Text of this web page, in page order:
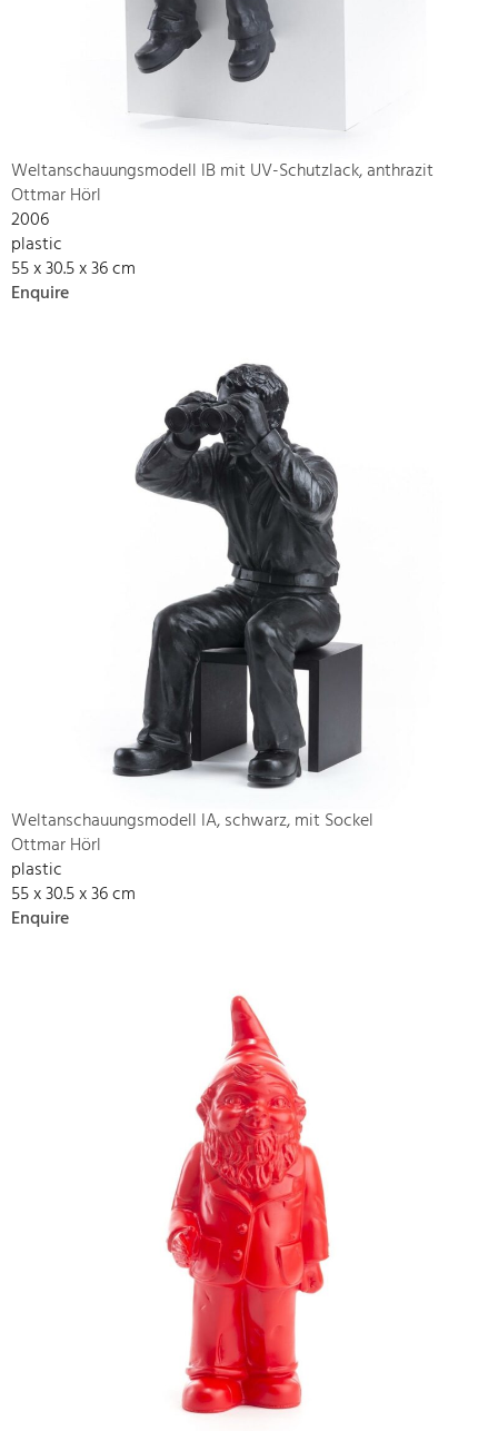
Weltanschauungsmodell IB mit UV-Schutzlack, anthrazit
Ottmar Hörl
2006
plastic
55 x 30.5 x 36 cm
Enquire
Weltanschauungsmodell IA, schwarz, mit Sockel
Ottmar Hörl
plastic
55 x 30.5 x 36 cm
Enquire